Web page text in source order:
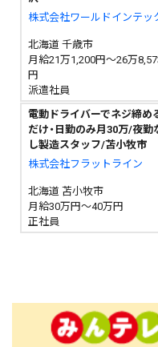
株式会社ワールドインテッ
北海道 千歳市
月給21万1,200円～26万
円
派遣社員
電動ドライバーでネジ締め
だけ・日勤のみ月30万/夜勤
し製造スタッフ/苫小牧市
株式会社フラットライン
北海道 苫小牧市
月給30万円～40万円
正社員